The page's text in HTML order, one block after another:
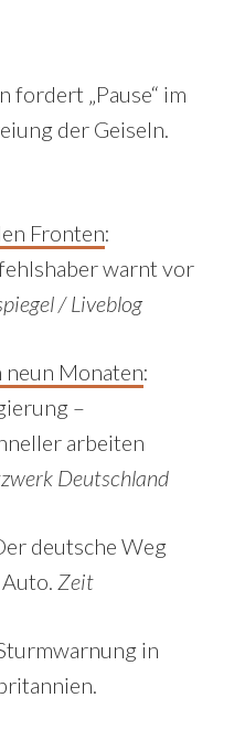
fordert „Pause“ im
der Geiseln.
Fronten:
warnt vor
/ Liveblog
neun Monaten:
–
arbeiten
Deutschland
deutsche Weg
Zeit
in